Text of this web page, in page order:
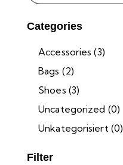
Categories
Accessories (3)
Bags (2)
Shoes (3)
Uncategorized (0)
Unkategorisiert (0)
Filter